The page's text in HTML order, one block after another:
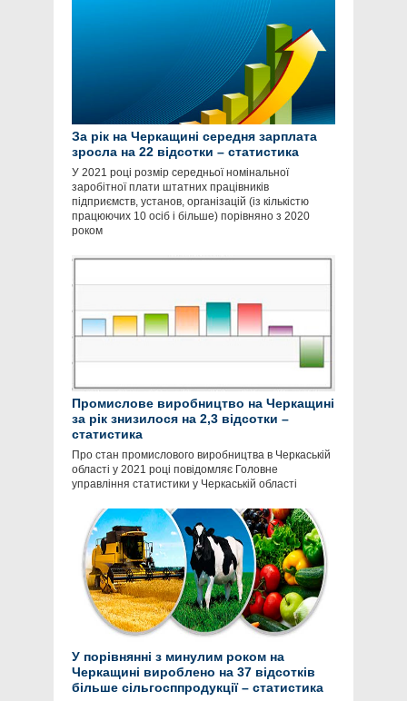
За рік на Черкащині середня зарплата
зросла на 22 відсотки – статистика
У 2021 році розмір середньої номінальної
заробітної плати штатних працівників
підприємств, установ, організацій (із кількістю
працюючих 10 осіб і більше) порівняно з 2020
роком
Промислове виробництво на Черкащині
за рік знизилося на 2,3 відсотки –
статистика
Про стан промислового виробництва в Черкаській
області у 2021 році повідомляє Головне
управління статистики у Черкаській області
У порівнянні з минулим роком на
Черкащині вироблено на 37 відсотків
більше сільгосппродукції – статистика